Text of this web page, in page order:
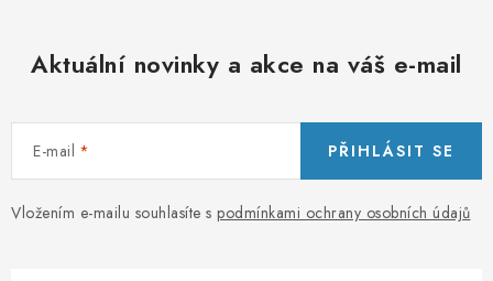
Aktuální novinky a akce na váš e-mail
E-mail
Vložením e-mailu souhlasíte s podmínkami ochrany osobních údajů
PŘIHLÁSIT SE